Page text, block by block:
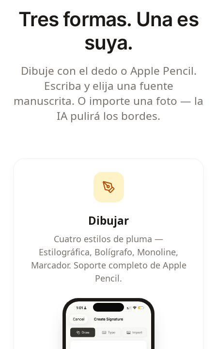
Tres formas. Una es
suya.
Dibuje con el dedo o Apple Pencil.
Escriba y elija una fuente
manuscrita. O importe una foto — la
IA pulirá los bordes.
Dibujar
Cuatro estilos de pluma —
Estilográfica, Bolígrafo, Monoline,
Marcador. Soporte completo de Apple
Pencil.